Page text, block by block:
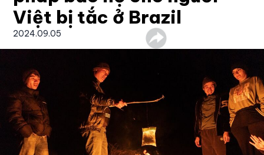
Việt bị tắc ở Brazil
2024.09.05